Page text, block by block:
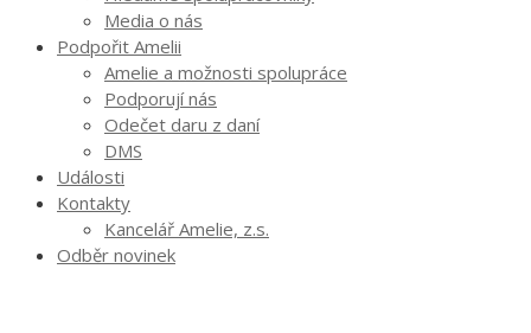
Media o nás
Podpořit Amelii
Amelie a možnosti spolupráce
Podporují nás
Odečet daru z daní
DMS
Události
Kontakty
Kancelář Amelie, z.s.
Odběr novinek